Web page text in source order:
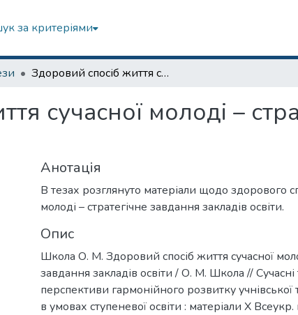
за критеріями
Здоровий спосіб життя сучасної молоді – стратегічне завдання закладів освіти
сучасної молоді –
Анотація
В тезах розглянуто матеріали щодо здорового
молоді – стратегічне завдання закладів освіти.
Опис
Школа О. М. Здоровий спосіб життя сучасної
завдання закладів освіти / О. М. Школа // Сучасні
перспективи гармонійного розвитку учнівської
в умовах ступеневої освіти : матеріали Х